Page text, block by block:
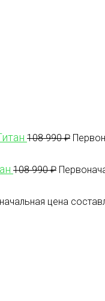
108 990₽
108 990₽
цена